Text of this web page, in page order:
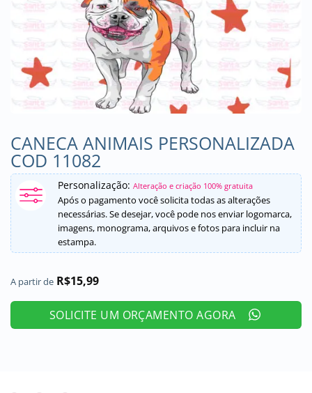
CANECA ANIMAIS PERSONALIZADA
COD 11082
Personalização: Alteração e criação 100% gratuita
Após o pagamento você solicita todas as alterações
necessárias. Se desejar, você pode nos enviar logomarca,
imagens, monograma, arquivos e fotos para incluir na
estampa.
A partir de R$15,99
SOLICITE UM ORÇAMENTO AGORA